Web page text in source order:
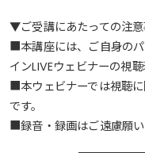
▼ご受講にあたっての注
■本講座には、ご自身の
インLIVEウェビナーの視聴
■本ウェビナーでは視聴
です。
■録音・録画はご遠慮願い